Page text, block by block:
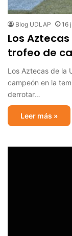
Blog UDLAP 16
Los
trofeo de
Los Aztecas de la
campeón en la
derrotar…
Leer más »